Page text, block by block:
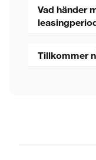
Vad händer
Tillkommer